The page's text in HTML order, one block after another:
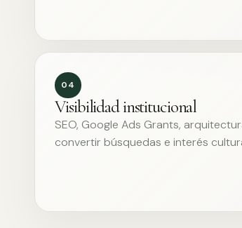
04
Visibilidad institucional
SEO, Google Ads Grants,
convertir búsquedas e interés